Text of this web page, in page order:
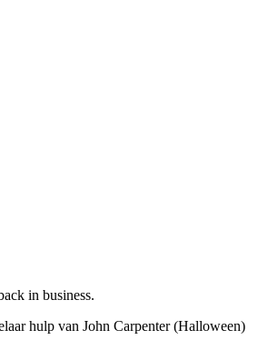
in business.
hulp van John Carpenter (Halloween)